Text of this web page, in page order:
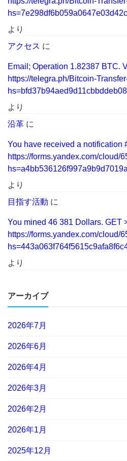
より
アクセス に
Email; Operation 1.82387 BTC.
https://telegra.ph/Bitcoin-
より
沿革 に
You have received a notification
https://forms.yandex.com/cloud/
より
目指す活動 に
You mined 46 381 Dollars. GЕТ
https://forms.yandex.com/cloud/
より
アーカイブ
2026年7月
2026年6月
2026年4月
2026年3月
2026年2月
2026年1月
2025年12月